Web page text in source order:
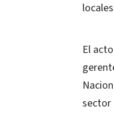
El
sector